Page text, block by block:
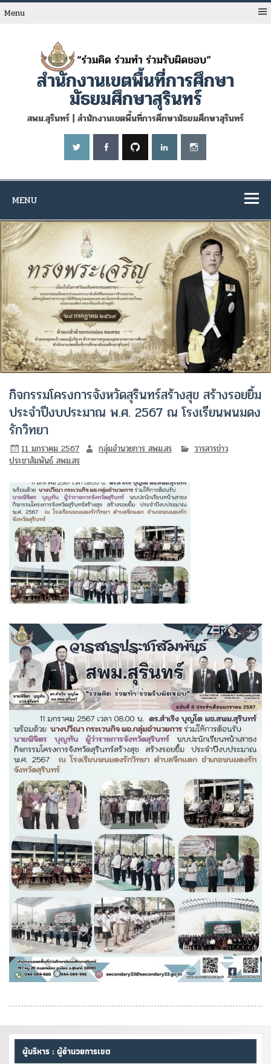
Skip
toMenu
สำนักงานเขตพื้นที่การศึกษา
มัธยมศึกษาสุรินทร์
สพม.สุรินทร์ | สำนักงานเขตพื้นที่การศึกษามัธยมศึกษาสุรินทร์
MENU
กิจกรรมโครงการจังหวัดสุรินทร์สร้างสุข สร้างรอยยิ้ม
ประจำปีงบประมาณ พ.ศ. 2567 ณ โรงเรียนพนมดง
รักวิทยา
11 มกราคม 2567 กลุ่มอำนวยการ สพม.สร
วารสารข่าว
ประชาสัมพันธ์ สพม.สร
ผู้บริหาร : ผู้อำนวยการเขต